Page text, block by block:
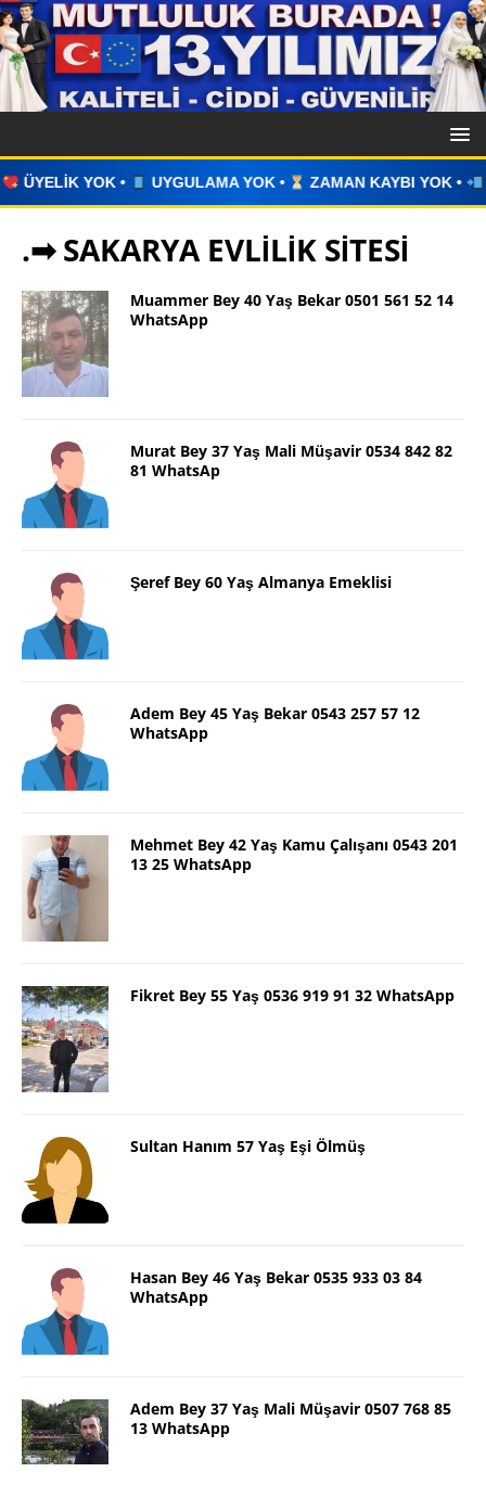
YOK • ZAMAN KAYBI YOK • İLAN VERİN •
.➡ SAKARYA EVLİLİK SİTESİ
Muammer Bey 40 Yaş Bekar 0501 561 52 14
WhatsApp
Murat Bey 37 Yaş Mali Müşavir 0534 842 82
81 WhatsAp
Şeref Bey 60 Yaş Almanya Emeklisi
Adem Bey 45 Yaş Bekar 0543 257 57 12
WhatsApp
Mehmet Bey 42 Yaş Kamu Çalışanı 0543 201
13 25 WhatsApp
Fikret Bey 55 Yaş 0536 919 91 32 WhatsApp
Sultan Hanım 57 Yaş Eşi Ölmüş
Hasan Bey 46 Yaş Bekar 0535 933 03 84
WhatsApp
Adem Bey 37 Yaş Mali Müşavir 0507 768 85
13 WhatsApp